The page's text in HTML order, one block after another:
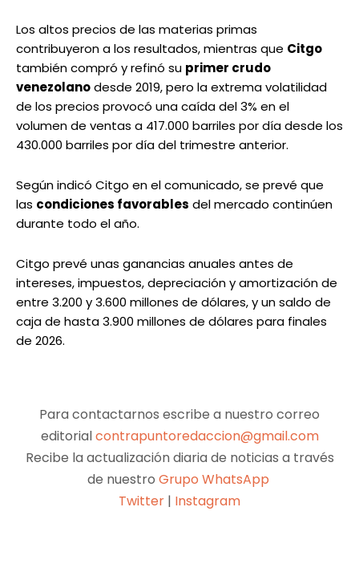
Los altos precios de las materias primas
contribuyeron a los resultados, mientras que Citgo
también compró y refinó su primer crudo
venezolanodesde 2019, pero la extrema volatilidad
de los precios provocó una caída del 3% en el
volumen de ventas a 417.000 barriles por día desde los
430.000 barriles por día del trimestre anterior.
Según indicó Citgo en el comunicado, se prevé que
las condiciones favorables del mercado continúen
durante todo el año.
Citgo prevé unas ganancias anuales antes de
intereses, impuestos, depreciación y amortización de
entre 3.200 y 3.600 millones de dólares, y un saldo de
caja de hasta 3.900 millones de dólares para finales
de 2026.
Para contactarnos escribe a nuestro correo
editorialcontrapuntoredaccion@gmail.com
Recibe la actualización diaria de noticias a través
de nuestro Grupo WhatsApp
Twitter | Instagram